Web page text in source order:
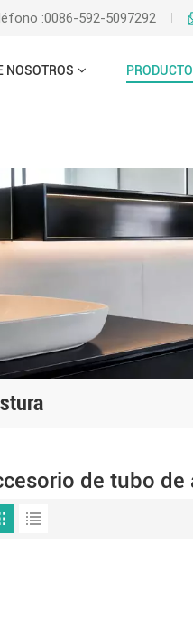
:0086-592-5097292
NOSOTROS
de tubo de